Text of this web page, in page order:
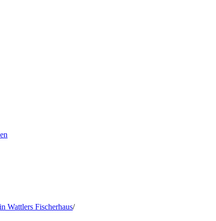
Wattlers Fischerhaus/